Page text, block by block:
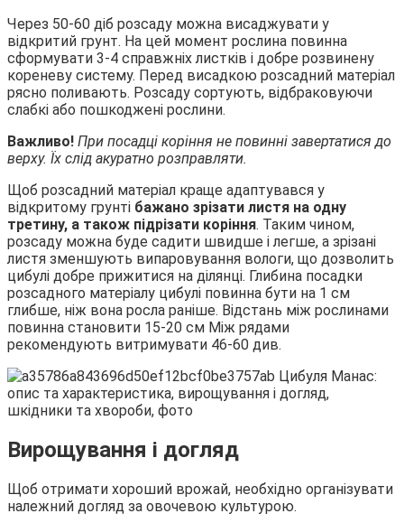
Через 50-60 діб розсаду можна висаджувати у
відкритий грунт. На цей момент рослина повинна
сформувати 3-4 справжніх листків і добре розвинену
кореневу систему. Перед висадкою розсадний матеріал
рясно поливають. Розсаду сортують, відбраковуючи
слабкі або пошкоджені рослини.
Важливо! При посадці коріння не повинні завертатися до
верху. Їх слід акуратно розправляти.
Щоб розсадний матеріал краще адаптувався у
відкритому грунті бажано зрізати листя на одну
третину, а також підрізати коріння. Таким чином,
розсаду можна буде садити швидше і легше, а зрізані
листя зменшують випаровування вологи, що дозволить
цибулі добре прижитися на ділянці. Глибина посадки
розсадного матеріалу цибулі повинна бути на 1 см
глибше, ніж вона росла раніше. Відстань між рослинами
повинна становити 15-20 см Між рядами
рекомендують витримувати 46-60 див.
Вирощування і догляд
Щоб отримати хороший врожай, необхідно організувати
належний догляд за овочевою культурою.